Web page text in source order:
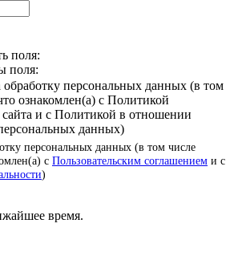
поля:
поля:
обработку персональных данных (в том
ознакомлен(а) с Политикой
и с Политикой в отношении
данных)
персональных данных (в том числе
с Пользовательским соглашением и с
)
время.